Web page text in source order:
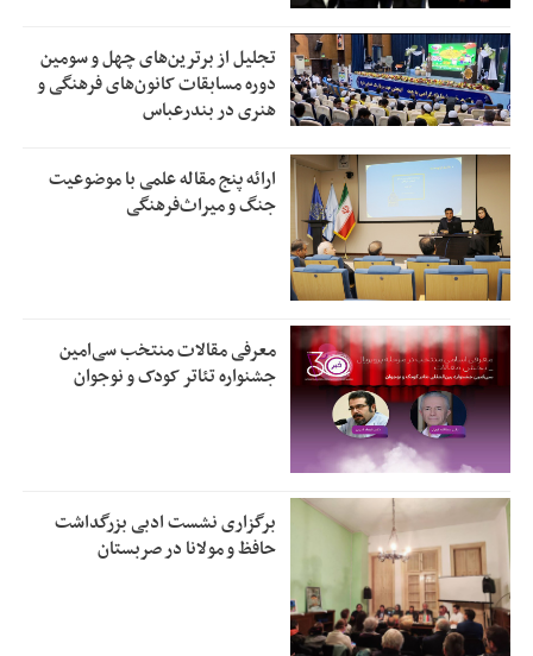
تجلیل از بر‌ترین‌های چهل و سومین
دوره مسابقات کانون‌های فرهنگی و
هنری در بندرعباس
ارائه پنج مقاله علمی با موضوعیت
جنگ و میراث‌فرهنگی
معرفی مقالات منتخب سی‌امین
جشنواره تئاتر کودک و نوجوان
برگزاری نشست ادبی بزرگداشت
حافظ و مولانا در صربستان